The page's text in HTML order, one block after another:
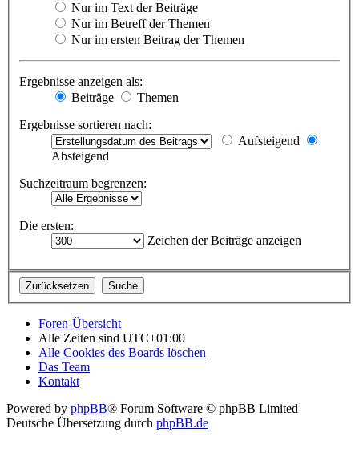
Nur im Text der Beiträge
Nur im Betreff der Themen
Nur im ersten Beitrag der Themen
Ergebnisse anzeigen als:
Beiträge
Themen
Ergebnisse sortieren nach:
Aufsteigend
Absteigend
Suchzeitraum begrenzen:
Die ersten:
Zeichen der Beiträge anzeigen
Foren-Übersicht
Alle Zeiten sind UTC+01:00
Alle Cookies des Boards löschen
Das Team
Kontakt
Powered by phpBB® Forum Software © phpBB Limited
Deutsche Übersetzung durch phpBB.de